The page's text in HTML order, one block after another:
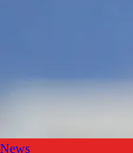
News